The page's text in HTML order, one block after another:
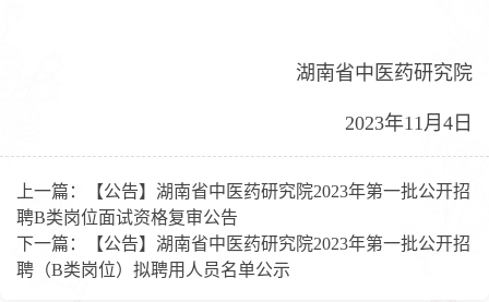
湖南省中医药研究院
2023年11月4日
上一篇：
【公告】湖南省中医药研究院2023年第一批公开招
聘B类岗位面试资格复审公告
下一篇：
【公告】湖南省中医药研究院2023年第一批公开招
聘（B类岗位）拟聘用人员名单公示